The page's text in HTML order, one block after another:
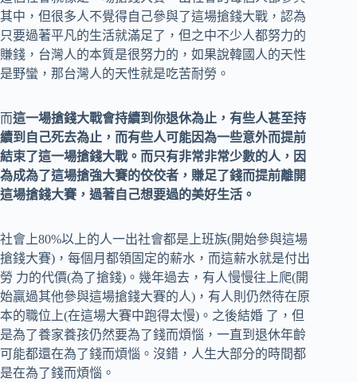
其中，但很多人不覺得自己參與了這場搶錢大戰，認為
只要過著平凡的生活就滿足了，但之中不少人都努力的
賺錢，台灣人的本質是很努力的，如果說韓國人的天性
是野蠻，那台灣人的天性就是吃苦耐勞。
而這一場搶錢大戰會持續到你退休為止，有些人甚至持
續到自己死去為止，而有些人可能因為一些意外而提前
結束了這一場搶錢大戰。而只有非常非常少數的人，因
為成為了這場搶強大賽的佼佼者，賺足了錢而提前離開
這場搶錢大賽，過著自己想要過的美好生活。
社會上80%以上的人一出社會都是上班族(開始參與這場
搶錢大賽)，每個月都領固定的薪水，而這薪水就是付出
勞 力的代價(為了搶錢)。幾年過去，有人慢慢往上爬(開
始贏過其他參與這場搶錢大賽的人)，有人則仍然待在原
本的職位上(在這場大賽中跑得太慢)。之後結婚 了，但
是為了養家養孩仍然要為了錢而煩惱，一直到退休年齡
可能都還在為了錢而煩惱。沒錯，人生大部分的時間都
是在為了錢而煩惱。